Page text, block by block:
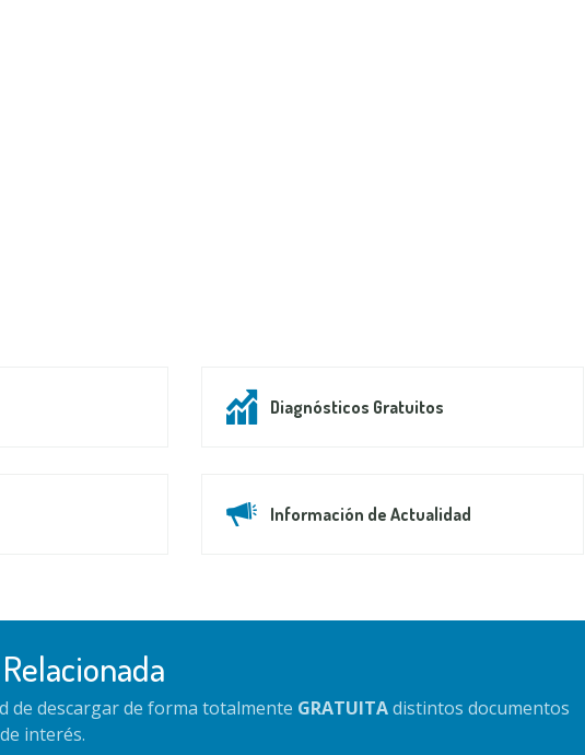
Diagnósticos Gratuitos
Información de Actualidad
de descargar de forma totalmente GRATUITAdistintos documentos
interés.